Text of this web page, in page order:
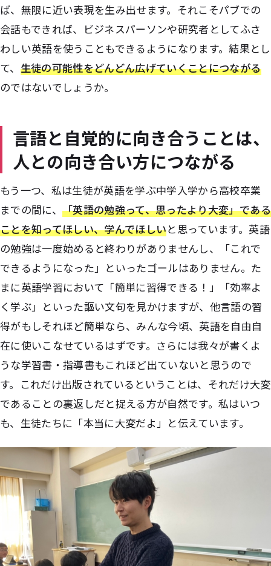
ば、無限に近い表現を生み出せます。それこそパブでの
会話もできれば、ビジネスパーソンや研究者としてふさ
わしい英語を使うこともできるようになります。結果とし
て、 生徒の可能性をどんどん広げていくことにつながる
のではないでしょうか。
言語と自覚的に向き合うことは、
人との向き合い方につながる
もう一つ、私は生徒が英語を学ぶ中学入学から高校卒業
までの間に、「英語の勉強って、思ったより大変」である
ことを知ってほしい、学んでほしいと思っています。英語
の勉強は一度始めると終わりがありませんし、「これで
できるようになった」といったゴールはありません。た
まに英語学習において「簡単に習得できる！」「効率よ
く学ぶ」といった謳い文句を見かけますが、他言語の習
得がもしそれほど簡単なら、みんな今頃、英語を自由自
在に使いこなせているはずです。さらには我々が書くよ
うな学習書・指導書もこれほど出ていないと思うので
す。これだけ出版されているということは、それだけ大変
であることの裏返しだと捉える方が自然です。私はいつ
も、生徒たちに「本当に大変だよ」と伝えています。